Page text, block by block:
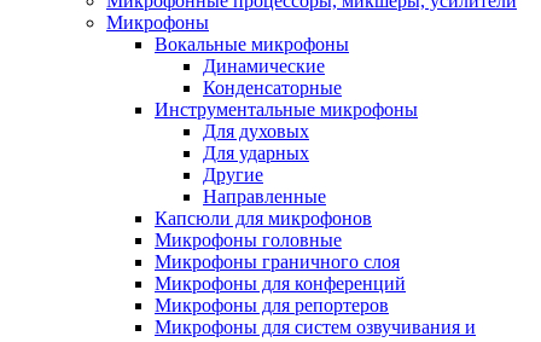
Микрофоны
Вокальные микрофоны
Динамические
Конденсаторные
Инструментальные микрофоны
Для духовых
Для ударных
Другие
Направленные
Капсюли для микрофонов
Микрофоны головные
Микрофоны граничного слоя
Микрофоны для конференций
Микрофоны для репортеров
Микрофоны для систем озвучивания и